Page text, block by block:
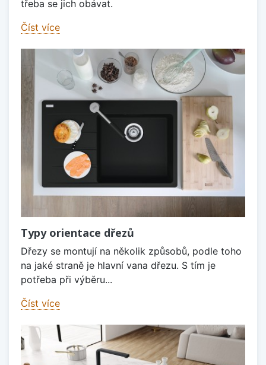
třeba se jich obávat.
Číst více
Typy orientace dřezů
Dřezy se montují na několik způsobů, podle toho
na jaké straně je hlavní vana dřezu. S tím je
potřeba při výběru...
Číst více